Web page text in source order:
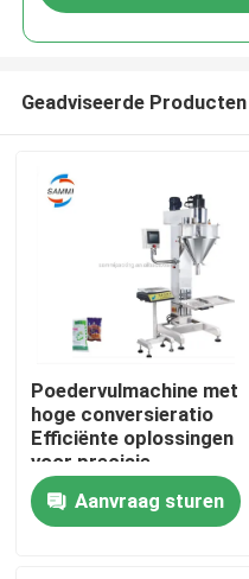
Thuis
Producten
Geadviseerde Producten
Poedervulmachine met
hoge conversieratio
Efficiënte oplossingen
voor precisie
koffiepoeder
verpakking en vulling
Aanvraag sturen